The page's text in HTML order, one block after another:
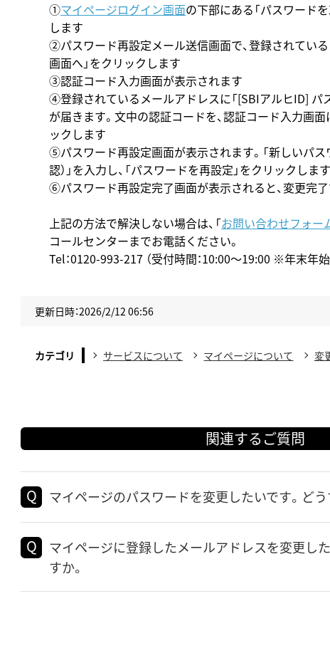
①マイページログイン画面の下部にある「パスワード
します
②パスワード再設定メール送信画面で、登録されている
画面へ」をクリックします
③認証コード入力画面が表示されます
④登録されているメールアドレスに「[SBIアルヒID] パ
が届きます。文中の認証コードを、認証コード入力画面
ックします
⑤パスワード再設定画面が表示されます。「新しいパス
認）」を入力し、「パスワードを再設定」をクリックします
⑥パスワード再設定完了画面が表示されると、変更完
上記の方法で解決しない場合は、「お問い合わせフォー
コールセンターまでお電話ください。
Tel：0120-993-217 （受付時間：10:00～19:00 ※年末年始
更新日時：2026/2/12 06:56
カテゴリ サービスについて マイページについて 変
関連するご質問
マイページのパスワードを変更したいです。どう
マイページに登録したメールアドレスを変更し
すか。